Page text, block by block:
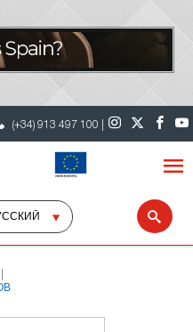
(+34) 913 497 100 |